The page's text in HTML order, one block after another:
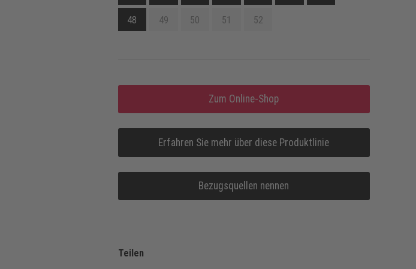
48 49 50 51 52
Zum Online-Shop
Erfahren Sie mehr über diese Produktlinie
Bezugsquellen nennen
Teilen